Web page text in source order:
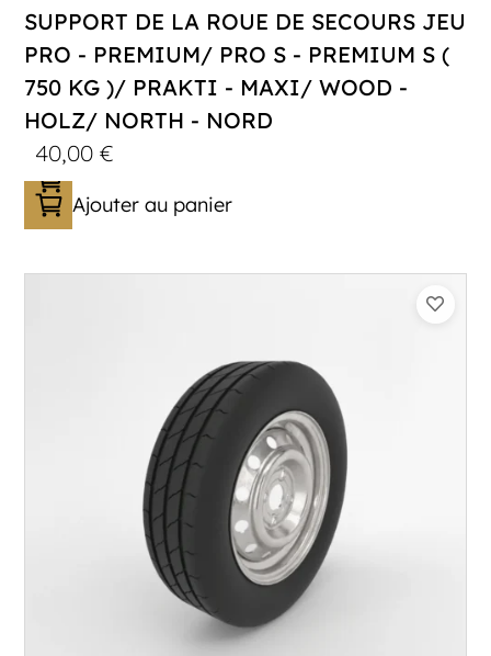
SUPPORT DE LA ROUE DE SECOURS JEU
PRO - PREMIUM/ PRO S - PREMIUM S (
750 KG )/ PRAKTI - MAXI/ WOOD -
HOLZ/ NORTH - NORD
40,00€
Ajouter au panier